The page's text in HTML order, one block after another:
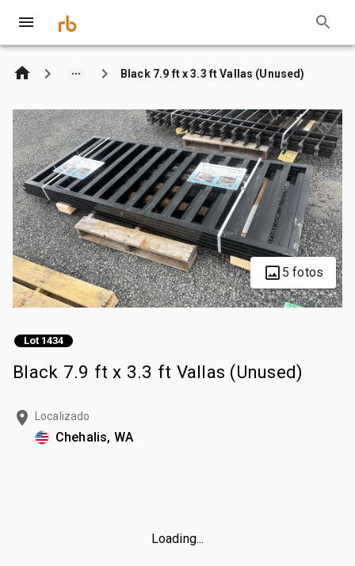
Black 7.9 ft x 3.3 ft Vallas (Unused)
5 fotos
Lot 1434
Black 7.9 ft x 3.3 ft Vallas (Unused)
Localizado
Chehalis, WA
Loading...